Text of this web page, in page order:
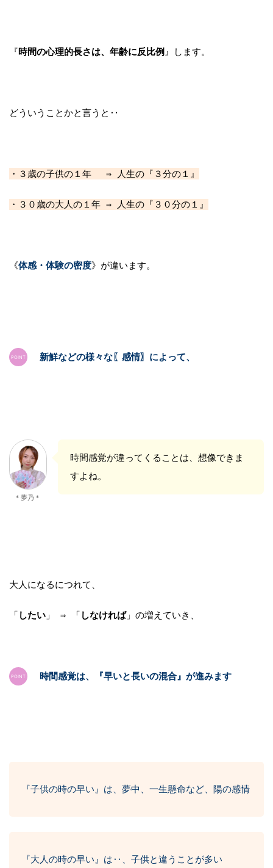
『時間の心理的長さは、年齢に反比例 』します。
どういうことかと言うと‥
・３ 歳の子供の１年 ⇒ 人生の『３分の１』
・３０歳の大人の１年 ⇒ 人生の『３０分の１』
《体感・体験の密度》が違います。
新鮮などの様々な〖感情〗によって、
＊夢乃＊
時間感覚が違ってくることは、想像できま
すよね。
大人になるにつれて、
「 したい 」 ⇒ 「 しなければ」の増えていき、
時間感覚は、『早いと長いの混合』が進みます
『子供の時の早い』は、夢中、一生懸命など、陽の感情
『大人の時の早い』は‥、子供と違うことが多い